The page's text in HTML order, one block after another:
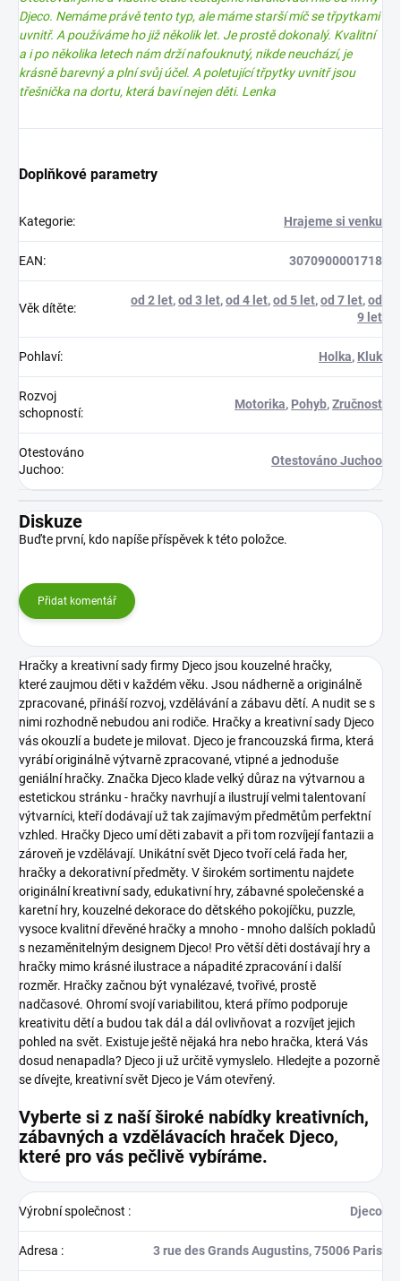
Djeco. Nemáme právě tento typ, ale máme starší míč se třpytkami
uvnitř. A používáme ho již několik let. Je prostě dokonalý. Kvalitní
a i po několika letech nám drží nafouknutý, nikde neuchází, je
krásně barevný a plní svůj účel. A poletující třpytky uvnitř jsou
třešnička na dortu, která baví nejen děti. Lenka
Doplňkové parametry
Kategorie: Hrajeme si venku
EAN: 3070900001718
Věk dítěte:
od 2 let,od 3 let,od 4 let,od 5 let,od 7 let,od
9 let
Pohlaví: Holka, Kluk
Rozvoj
schopností:
Motorika, Pohyb,Zručnost
Otestováno
Juchoo:
Otestováno Juchoo
Diskuze
Buďte první, kdo napíše příspěvek k této položce.
Přidat komentář
Hračky a kreativní sady firmy Djeco jsou kouzelné hračky,
které zaujmou děti v každém věku. Jsou nádherně a originálně
zpracované, přináší rozvoj, vzdělávání a zábavu dětí. A nudit se s
nimi rozhodně nebudou ani rodiče. Hračky a kreativní sady Djeco
vás okouzlí a budete je milovat. Djeco je francouzská firma, která
vyrábí originálně výtvarně zpracované, vtipné a jednoduše
geniální hračky. Značka Djeco klade velký důraz na výtvarnou a
estetickou stránku - hračky navrhují a ilustrují velmi talentovaní
výtvarníci, kteří dodávají už tak zajímavým předmětům perfektní
vzhled. Hračky Djeco umí děti zabavit a při tom rozvíjejí fantazii a
zároveň je vzdělávají. Unikátní svět Djeco tvoří celá řada her,
hračky a dekorativní předměty. V širokém sortimentu najdete
originální kreativní sady, edukativní hry, zábavné společenské a
karetní hry, kouzelné dekorace do dětského pokojíčku, puzzle,
vysoce kvalitní dřevěné hračky a mnoho - mnoho dalších pokladů
s nezaměnitelným designem Djeco! Pro větší děti dostávají hry a
hračky mimo krásné ilustrace a nápadité zpracování i další
rozměr. Hračky začnou být vynalézavé, tvořivé, prostě
nadčasové. Ohromí svojí variabilitou, která přímo podporuje
kreativitu dětí a budou tak dál a dál ovlivňovat a rozvíjet jejich
pohled na svět. Existuje ještě nějaká hra nebo hračka, která Vás
dosud nenapadla? Djeco ji už určitě vymyslelo. Hledejte a pozorně
se dívejte, kreativní svět Djeco je Vám otevřený.
Vyberte si z naší široké nabídky kreativních,
zábavných a vzdělávacích hraček Djeco,
které pro vás pečlivě vybíráme.
Výrobní společnost : Djeco
Adresa : 3 rue des Grands Augustins, 75006 Paris